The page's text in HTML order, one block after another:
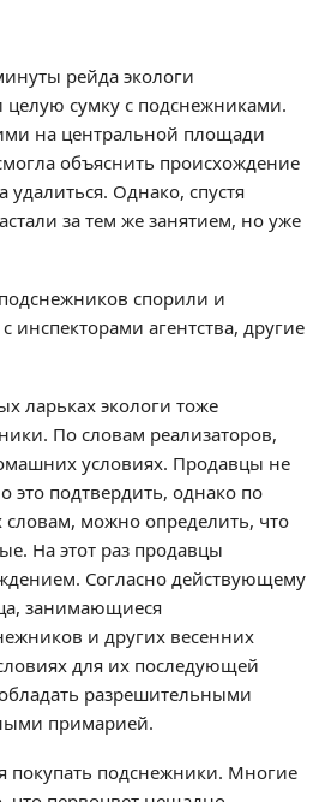
рейда экологи
сумку с подснежниками.
на центральной площади
объяснить происхождение
Однако, спустя
за тем же занятием, но уже
спорили и
инспекторами агентства, другие
ларьках экологи тоже
По словам реализаторов,
условиях. Продавцы не
это подтвердить, однако по
можно определить, что
На этот раз продавцы
Согласно действующему
занимающиеся
и других весенних
для их последующей
разрешительными
примарией.
покупать подснежники. Многие